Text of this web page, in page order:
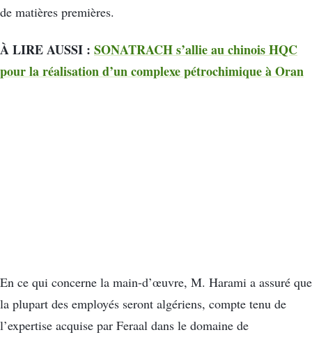
de matières premières.
À LIRE AUSSI : SONATRACH s’allie au chinois HQC
pour la réalisation d’un complexe pétrochimique à Oran
En ce qui concerne la main-d’œuvre, M. Harami a assuré que
la plupart des employés seront algériens, compte tenu de
l’expertise acquise par Feraal dans le domaine de